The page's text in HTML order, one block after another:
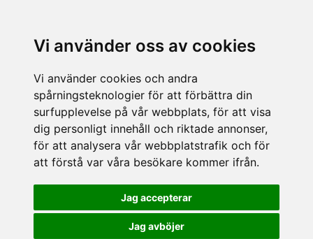
Vi använder oss av cookies
Vi använder cookies och andra
spårningsteknologier för att förbättra din
surfupplevelse på vår webbplats, för att visa
dig personligt innehåll och riktade annonser,
för att analysera vår webbplatstrafik och för
att förstå var våra besökare kommer ifrån.
Jag accepterar
Jag avböjer